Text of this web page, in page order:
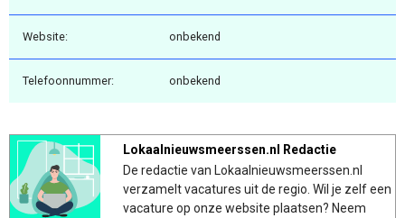
Website: onbekend
Telefoonnummer: onbekend
Lokaalnieuwsmeerssen.nl Redactie
De redactie van Lokaalnieuwsmeerssen.nl
verzamelt vacatures uit de regio. Wil je zelf een
vacature op onze website plaatsen? Neem